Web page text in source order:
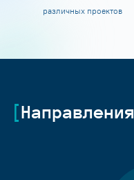
различных проектов
Направления